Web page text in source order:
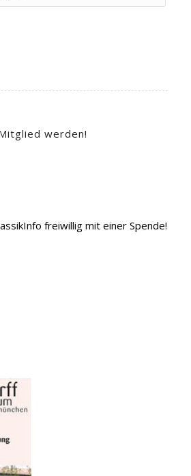
werden!
freiwillig mit einer Spende!